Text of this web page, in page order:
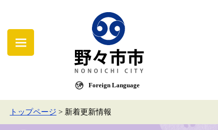
Foreign Language
トップページ > 新着更新情報